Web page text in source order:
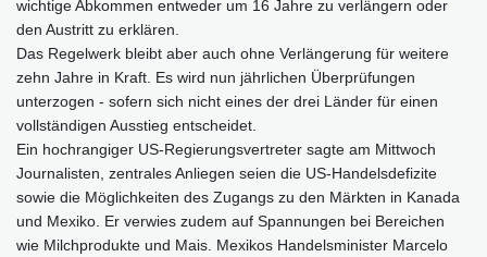
wichtige Abkommen entweder um 16 Jahre zu verlängern oder
den Austritt zu erklären.
Das Regelwerk bleibt aber auch ohne Verlängerung für weitere
zehn Jahre in Kraft. Es wird nun jährlichen Überprüfungen
unterzogen - sofern sich nicht eines der drei Länder für einen
vollständigen Ausstieg entscheidet.
Ein hochrangiger US-Regierungsvertreter sagte am Mittwoch
Journalisten, zentrales Anliegen seien die US-Handelsdefizite
sowie die Möglichkeiten des Zugangs zu den Märkten in Kanada
und Mexiko. Er verwies zudem auf Spannungen bei Bereichen
wie Milchprodukte und Mais. Mexikos Handelsminister Marcelo